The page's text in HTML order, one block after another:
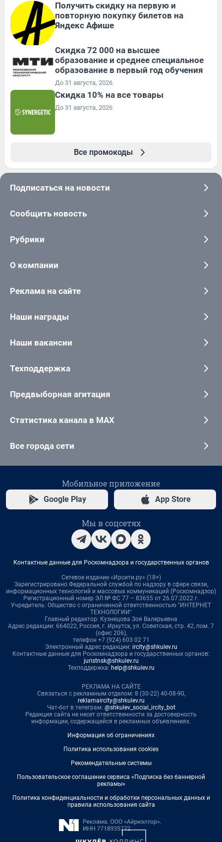
Получить скидку на первую и
повторную покупку билетов на
Яндекс Афише
Скидка 72 000 на высшее
образование и среднее специальное
образование в первый год обучения
До 31 августа, 2026
Скидка 10% на все товары
До 31 августа, 2026
Все промокоды
Подписаться на новости
Сообщить новость
Рубрики
О компании
Реклама на сайте
Наши награды
Наши вакансии
Техподдержка
Предвыборная агитация
Статистика канала в MAX
Все города сети
Мобильное приложение
Google Play App Store
Мы в соцсетях
Контактные данные для Роскомнадзора и государственных органов
Сетевое издание «Ирсити.ру» (18+)
Зарегистрировано Федеральной службой по надзору в сфере связи,
информационных технологий и массовых коммуникаций (Роскомнадзор)
Регистрационный номер ЭЛ № ФС 77 – 83655 от 26.07.2022 г.
Учредитель: Общество с ограниченной ответственностью "ИНТЕРНЕТ
ТЕХНОЛОГИИ"
Главный редактор: Кузнецова Зоя Валерьевна
Адрес редакции: 664022, Россия, г. Иркутск, ул. Советская, стр. 42, пом. 7
(офис 206),
телефон +7 (924) 603 02 71
Электронный адрес редакции: ircity@shkulev.ru
Контактные данные для Роскомнадзора и государственных органов:
juristnsk@shkulev.ru
Техподдержка: help@shkulev.ru
РЕКЛАМА НА САЙТЕ
Связаться с рекламным отделом: 8 (30-22) 40-08-90,
reklamaircity@shkulev.ru
Чат-бот в телеграм: @shkulev_social_ircity_bot
Редакция сайта не несет ответственности за достоверность
информации, содержащейся в рекламных объявлениях.
Информация об ограничениях
Политика использования cookies
Рекомендательные системы
Пользовательское соглашение сервиса «Подписка без баннерной
рекламы»
Политика конфиденциальности и обработки персональных данных и
правила использования сайта